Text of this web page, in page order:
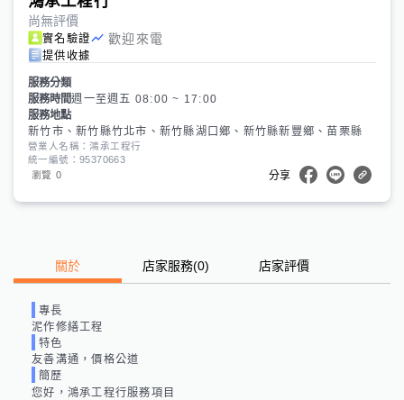
尚無評價
實名驗證 歡迎來電
提供收據
服務分類
服務時間週一至週五 08:00 ~ 17:00
服務地點
新竹市、新竹縣竹北市、新竹縣湖口鄉、新竹縣新豐鄉、苗栗縣
營業人名稱：鴻承工程行
統一編號：95370663
瀏覽 0 分享
關於 店家服務(0) 店家評價
專長
泥作修繕工程
特色
友善溝通，價格公道
簡歷
您好，鴻承工程行服務項目